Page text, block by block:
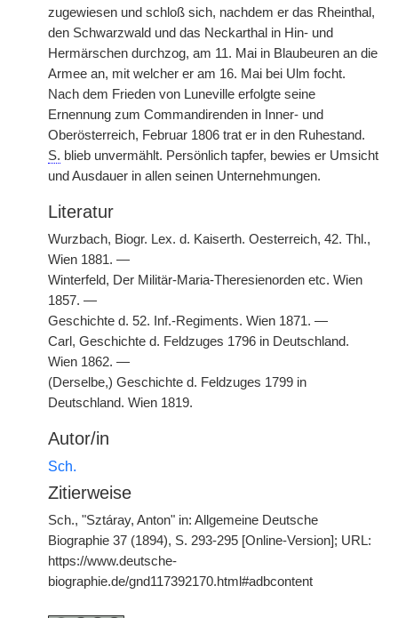
zugewiesen und schloß sich, nachdem er das Rheinthal,
den Schwarzwald und das Neckarthal in Hin- und
Hermärschen durchzog, am 11. Mai in Blaubeuren an die
Armee an, mit welcher er am 16. Mai bei Ulm focht.
Nach dem Frieden von Luneville erfolgte seine
Ernennung zum Commandirenden in Inner- und
Oberösterreich, Februar 1806 trat er in den Ruhestand.
S. blieb unvermählt. Persönlich tapfer, bewies er Umsicht
und Ausdauer in allen seinen Unternehmungen.
Literatur
Wurzbach, Biogr. Lex. d. Kaiserth. Oesterreich, 42. Thl.,
Wien 1881. —
Winterfeld, Der Militär-Maria-Theresienorden etc. Wien
1857. —
Geschichte d. 52. Inf.-Regiments. Wien 1871. —
Carl, Geschichte d. Feldzuges 1796 in Deutschland.
Wien 1862. —
(Derselbe,) Geschichte d. Feldzuges 1799 in
Deutschland. Wien 1819.
Autor/in
Sch.
Zitierweise
Sch., "Sztáray, Anton" in: Allgemeine Deutsche
Biographie 37 (1894), S. 293-295 [Online-Version]; URL:
https://www.deutsche-
biographie.de/gnd117392170.html#adbcontent